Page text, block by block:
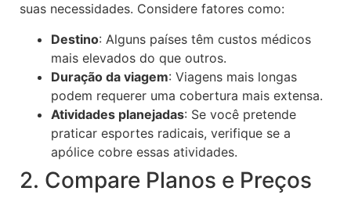
suas necessidades. Considere fatores como:
Destino: Alguns países têm custos médicos
mais elevados do que outros.
Duração da viagem: Viagens mais longas
podem requerer uma cobertura mais extensa.
Atividades planejadas: Se você pretende
praticar esportes radicais, verifique se a
apólice cobre essas atividades.
2. Compare Planos e Preços